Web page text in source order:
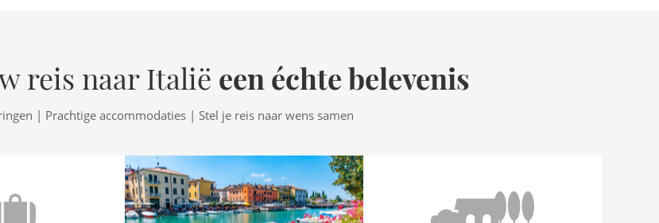
reis naar Italië een échte belevenis
| Prachtige accommodaties | Stel je reis naar wens samen